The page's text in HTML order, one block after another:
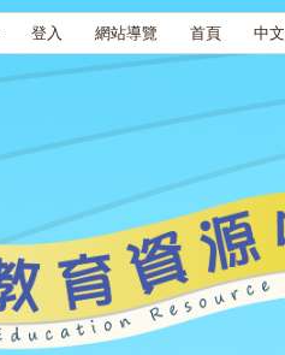
登入 網站導覽 首頁 中文